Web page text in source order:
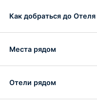
Как добраться до Отеля
Места рядом
Отели рядом